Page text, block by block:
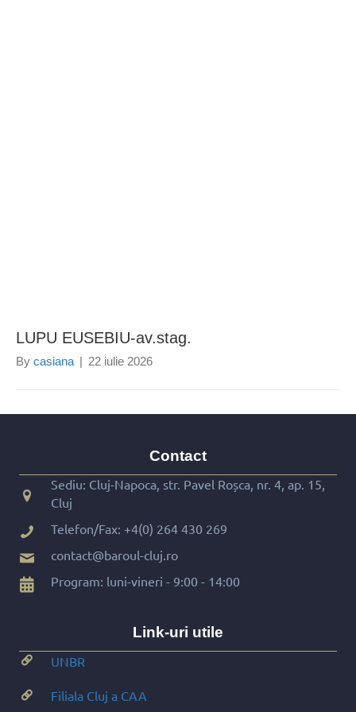
LUPU EUSEBIU-av.stag.
By casiana | 22 iulie 2026
Contact
Sediu: Cluj-Napoca, str. Pavel Roșca, nr. 4, ap. 15,
Cluj
Telefon/Fax: +4(0) 264 430 269
contact@baroul-cluj.ro
Program: luni-vineri - 9:00 - 14:00
Link-uri utile
UNBR
Filiala Cluj a CAA